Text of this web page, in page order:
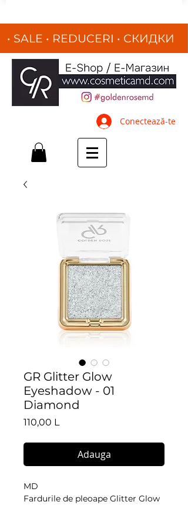
• SALE • REDUCERI • СКИДКИ
•
Conectează-te
GR Glitter Glow
Eyeshadow - 01
Diamond
110,00 L
Adauga
MD
Fardurile de pleoape Glitter Glow